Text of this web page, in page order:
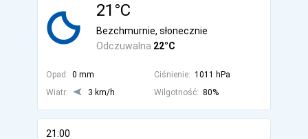
21°C
Odczuwalna 22°C
Bezchmurnie, słonecznie
Opad: 0 mm Ciśnienie: 1011 hPa
Wiatr:
3 km/h Wilgotność: 80%
21:00